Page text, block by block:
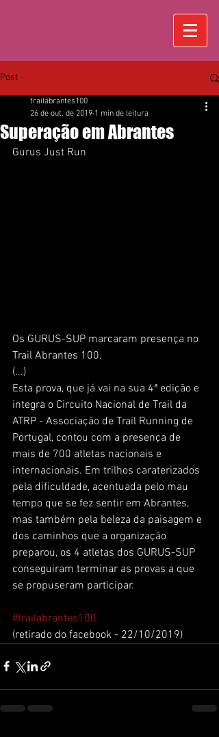
Post
Superação em Abrantes
trailabrantes100
26 de out. de 2019 1 min de leitura
Gurus Just Run
Os GURUS-SUP marcaram presença no
Trail Abrantes 100.
(...)
Esta prova, que já vai na sua 4ª edição e
integra o Circuito Nacional de Trail da
ATRP - Associação de Trail Running de
Portugal, contou com a presença de
mais de 700 atletas nacionais e
internacionais. Em trilhos caraterizados
pela dificuldade, acentuada pelo mau
tempo que se fez sentir em Abrantes,
mas também pela beleza da paisagem e
dos caminhos que a organização
preparou, os 4 atletas dos GURUS-SUP
conseguiram terminar as provas a que
se propuseram participar.
#trailabrantes100
(retirado do facebook - 22/10/2019)